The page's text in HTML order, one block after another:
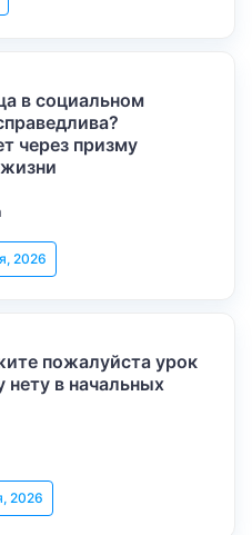
в социальном
через призму
2026
пожалуйста урок
нету в начальных
2026